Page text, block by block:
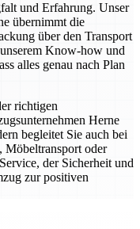
und Erfahrung. Unser
übernimmt die
über den Transport
Know-how und
alles genau nach Plan
richtigen
Herne
begleitet Sie auch bei
Möbeltransport oder
der Sicherheit und
zur positiven